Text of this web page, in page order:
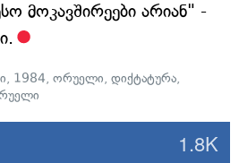
მოკავშირეები არიან" -
, 1984, ორუელი, დიქტატურა,
1.8K